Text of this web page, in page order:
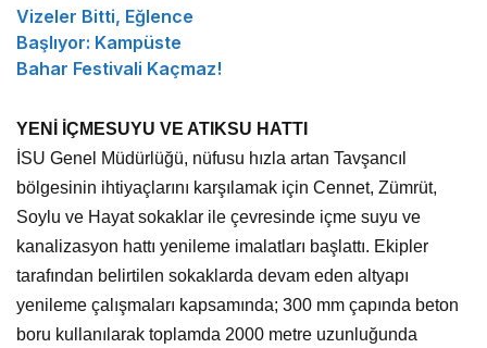
Vizeler Bitti, Eğlence
Başlıyor: Kampüste
Bahar Festivali Kaçmaz!
YENİ İÇMESUYU VE ATIKSU HATTI
İSU Genel Müdürlüğü, nüfusu hızla artan Tavşancıl
bölgesinin ihtiyaçlarını karşılamak için Cennet, Zümrüt,
Soylu ve Hayat sokaklar ile çevresinde içme suyu ve
kanalizasyon hattı yenileme imalatları başlattı. Ekipler
tarafından belirtilen sokaklarda devam eden altyapı
yenileme çalışmaları kapsamında; 300 mm çapında beton
boru kullanılarak toplamda 2000 metre uzunluğunda